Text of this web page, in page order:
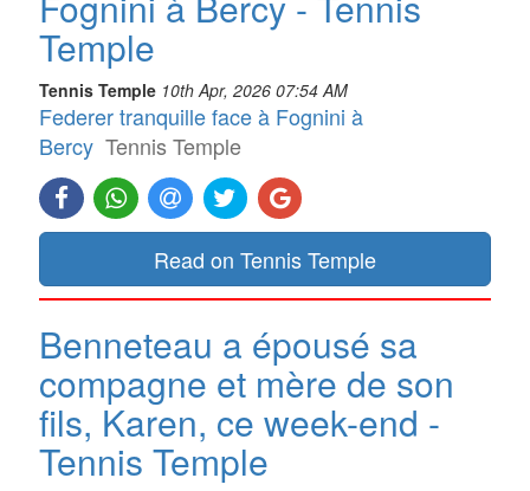
Temple
Tennis Temple 10th Apr, 2026 07:54 AM
Federer tranquille face à Fognini à
Bercy Tennis Temple
Read on Tennis Temple
Benneteau a épousé sa
compagne et mère de son
fils, Karen, ce week-end -
Tennis Temple